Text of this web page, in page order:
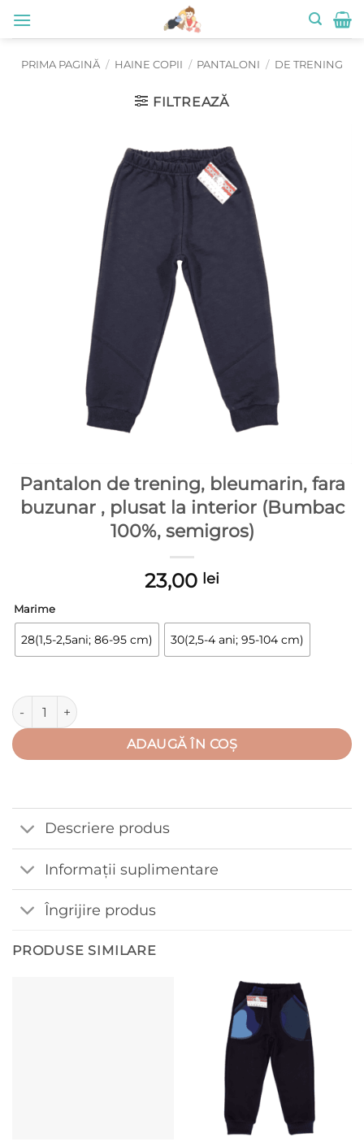
PRIMA PAGINĂ / HAINE COPII / PANTALONI / DE TRENING
FILTREAZĂ
Pantalon de trening, bleumarin, fara
buzunar , plusat la interior (Bumbac
100%, semigros)
23,00 lei
Marime
28(1,5-2,5ani; 86-95 cm) 30(2,5-4 ani; 95-104 cm)
Cantitate Pantalon de trening, bleumarin, fara buzunar ,
ADAUGĂ ÎN COȘ
Descriere produs
Informații suplimentare
Îngrijire produs
PRODUSE SIMILARE